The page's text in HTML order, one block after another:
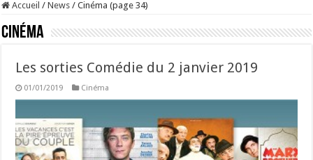
Accueil / News / Cinéma (page 34)
Cinéma
Les sorties Comédie du 2 janvier 2019
01/01/2019 Cinéma